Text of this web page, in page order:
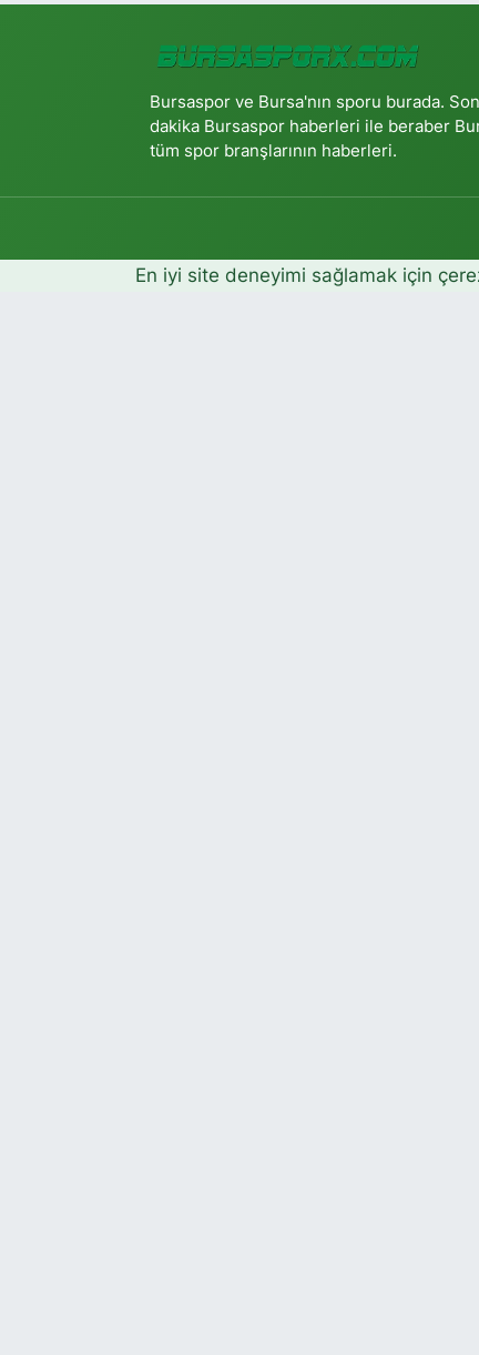
Bursaspor ve Bursa'nın sporu burada. Son
dakika Bursaspor haberleri ile beraber
tüm spor branşlarının haberleri.
En iyi site deneyimi sağlamak için